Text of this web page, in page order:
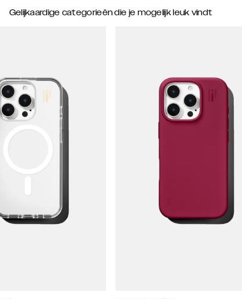
Gelijkaardige categorieën die je mogelijk leuk vindt